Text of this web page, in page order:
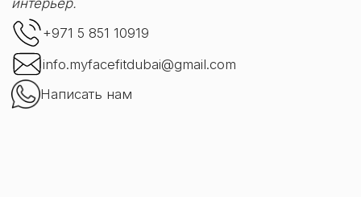
ПРИХОДИТЕ ПОПРОБОВАТЬ
Записаться через Altegio